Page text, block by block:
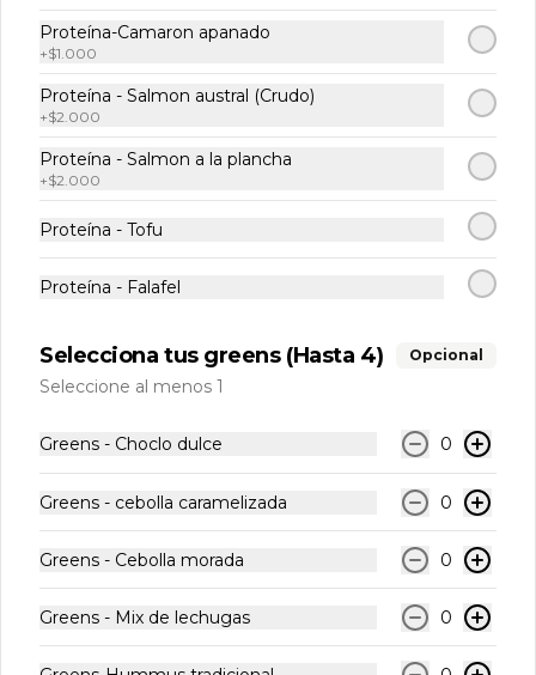
Agrega Salsa Extra
$1.000
Bebestibles
Agua mineral sin gas
Proteína-Camaron apanado
+$1.000
Proteína - Salmon austral (Crudo)
+$2.000
Proteína - Salmon a la plancha
+$2.000
Proteína - Tofu
Proteína - Falafel
Selecciona tus greens (Hasta 4) Opcional
Seleccione al menos 1
Greens - Choclo dulce 0
Greens - cebolla caramelizada 0
Greens - Cebolla morada 0
Greens - Mix de lechugas 0